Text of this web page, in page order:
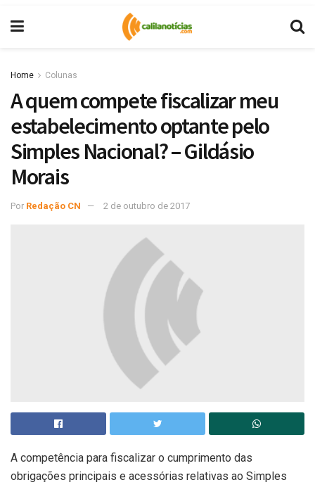
Home Colunas
A quem compete fiscalizar meu
estabelecimento optante pelo
Simples Nacional? – Gildásio
Morais
Por Redação CN 2 de outubro de 2017
A competência para fiscalizar o cumprimento das
obrigações principais e acessórias relativas ao Simples